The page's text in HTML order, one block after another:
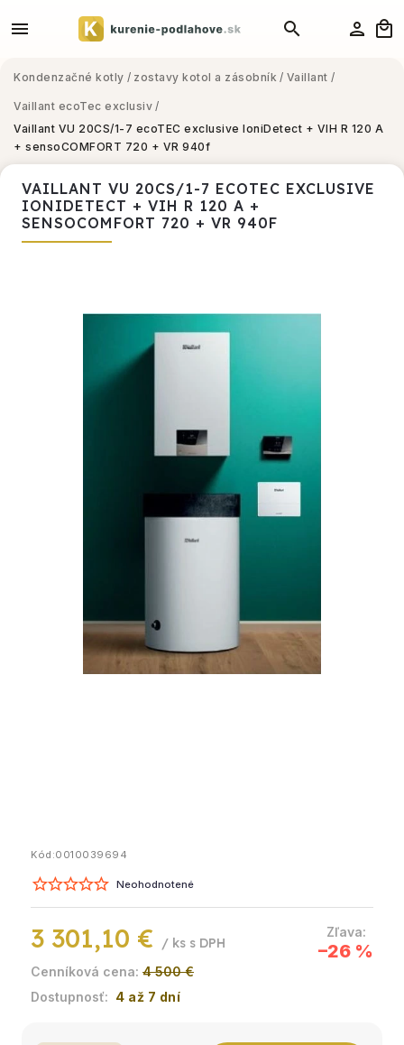
Kondenzačné kotly / zostavy kotol a zásobník / Vaillant /
Vaillant ecoTec exclusiv /
Vaillant VU 20CS/1-7 ecoTEC exclusive IoniDetect + VIH R 120 A
+ sensoCOMFORT 720 + VR 940f
VAILLANT VU 20CS/1-7 ECOTEC EXCLUSIVE
IONIDETECT + VIH R 120 A +
SENSOCOMFORT 720 + VR 940F
Kód:0010039694
Neohodnotené
4 500 €
–26 %
3 301,10 € / ks
4 až 7 dní